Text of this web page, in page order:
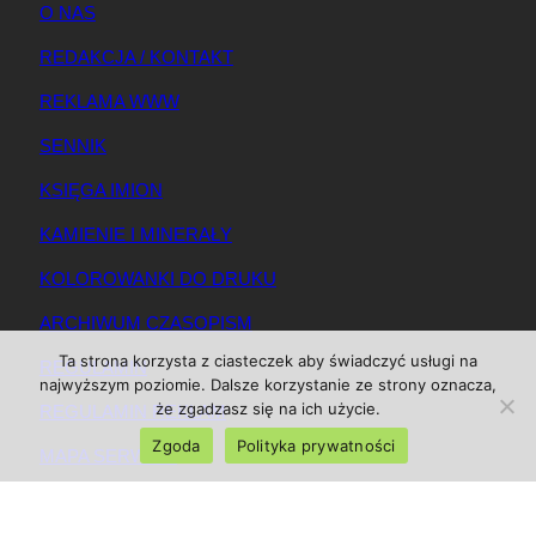
O NAS
REDAKCJA / KONTAKT
REKLAMA WWW
SENNIK
KSIĘGA IMION
KAMIENIE I MINERAŁY
KOLOROWANKI DO DRUKU
ARCHIWUM CZASOPISM
REGULAMIN
REGULAMIN REKLAM
MAPA SERWISU
Ta strona korzysta z ciasteczek aby świadczyć usługi na
najwyższym poziomie. Dalsze korzystanie ze strony oznacza,
że zgadzasz się na ich użycie.
Zgoda
Polityka prywatności